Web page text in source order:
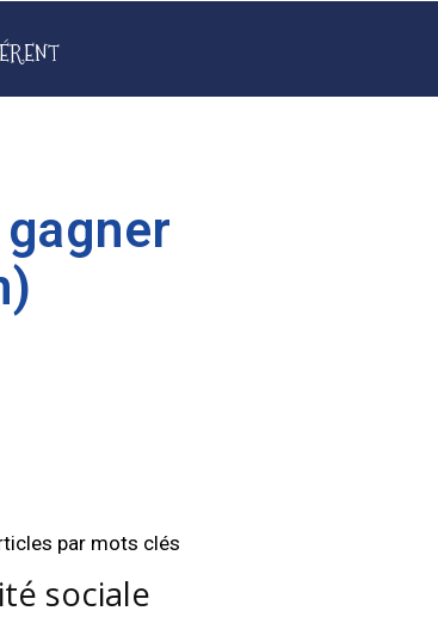
par mots clés
sociale